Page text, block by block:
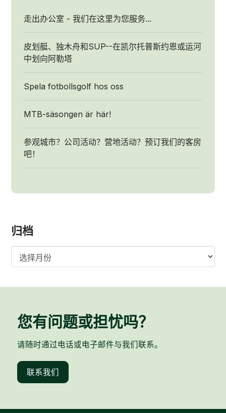
走出办公室 - 我们在这里为您服务...
皮划艇、独木舟和SUP--在凯尔托普斯约恩或运河
中划向阿勒塔
Spela fotbollsgolf hos oss
MTB-säsongen är här!
参观城市？公司活动？营地活动？预订我们的客房
吧！
归档
您有问题或担忧吗？
请随时通过电话或电子邮件与我们联系。
联系我们